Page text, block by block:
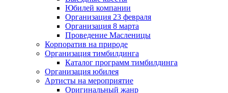
Юбилей компании
Организация 23 февраля
Организация 8 марта
Проведение Масленицы
Корпоратив на природе
Организация тимбилдинга
Каталог программ тимбилдинга
Организация юбилея
Артисты на мероприятие
Оригинальный жанр